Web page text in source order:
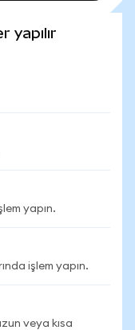
yapılır
yapın.
işlem yapın.
veya kısa